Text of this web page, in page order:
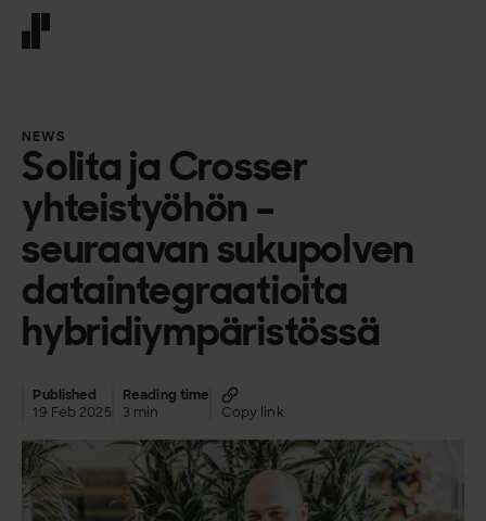
NEWS
Solita ja Crosser
yhteistyöhön –
seuraavan sukupolven
dataintegraatioita
hybridiympäristössä
Published
19 Feb 2025
Reading time
3 min
Copy link